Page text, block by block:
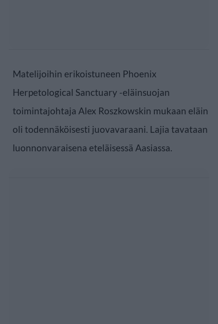
Matelijoihin erikoistuneen Phoenix
Herpetological Sanctuary -eläinsuojan
toimintajohtaja Alex Roszkowskin mukaan eläin
oli todennäköisesti juovavaraani. Lajia tavataan
luonnonvaraisena eteläisessä Aasiassa.